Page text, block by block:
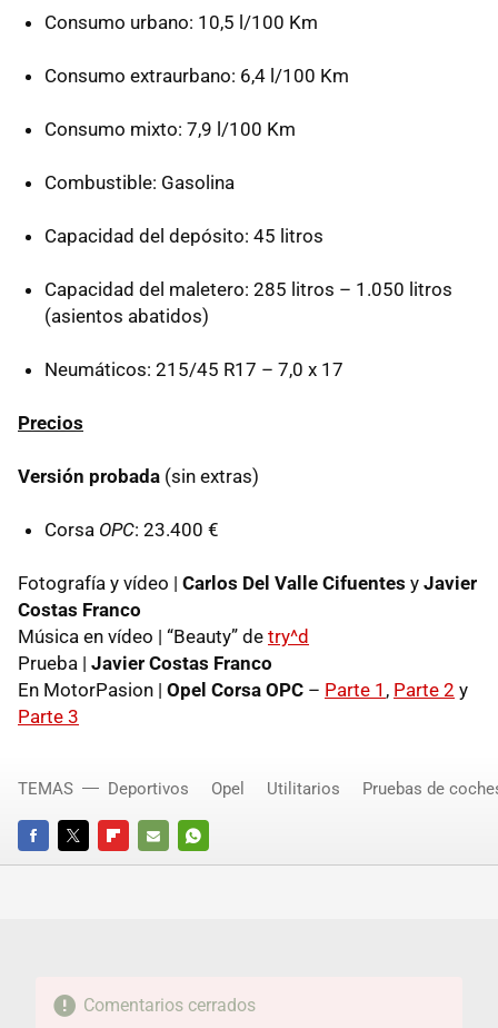
Consumo urbano: 10,5 l/100 Km
Consumo extraurbano: 6,4 l/100 Km
Consumo mixto: 7,9 l/100 Km
Combustible: Gasolina
Capacidad del depósito: 45 litros
Capacidad del maletero: 285 litros – 1.050 litros
(asientos abatidos)
Neumáticos: 215/45 R17 – 7,0 x 17
Precios
Versión probada (sin extras)
Corsa OPC: 23.400 €
Fotografía y vídeo | Carlos Del Valle Cifuentes y Javier
Costas Franco
Música en vídeo | “Beauty” de try^d
Prueba | Javier Costas Franco
En MotorPasion | Opel Corsa OPC – Parte 1 , Parte 2 y
Parte 3
FACEBOOKTWITTERFLIPBOARD
E-
WHATSAPP
TEMAS Deportivos Opel Utilitarios Pruebas de
Comentarios cerrados